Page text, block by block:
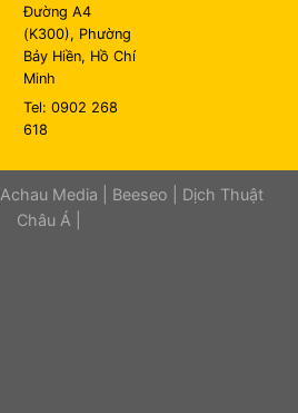
Đường A4
(K300), Phường
Bảy Hiền, Hồ Chí
Minh
Tel: 0902 268
618
Achau Media Beeseo
Dịch Thuật
Châu Á